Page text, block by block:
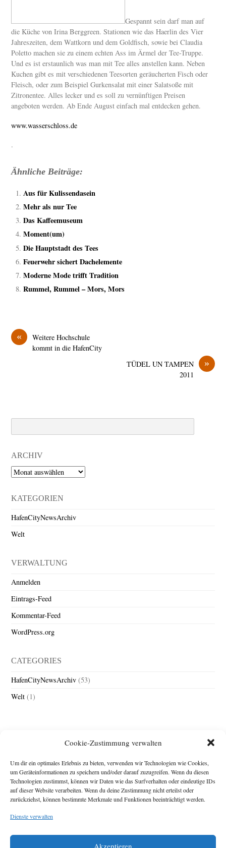
Cookie-Zustimmung verwalten
Um dir ein optimales Erlebnis zu bieten, verwenden wir Technologien wie Cookies,
um Geräteinformationen zu speichern und/oder darauf zuzugreifen. Wenn du diesen
Technologien zustimmst, können wir Daten wie das Surfverhalten oder eindeutige IDs
auf dieser Website verarbeiten. Wenn du deine Zustimmung nicht erteilst oder
zurückziehst, können bestimmte Merkmale und Funktionen beeinträchtigt werden.
Dienste verwalten
Gespannt sein darf man auf
die Küche von Irina Berggreen. Stationen wie das Haerlin des Vier
Jahreszeiten, dem Wattkorn und dem Goldfisch, sowie bei Claudia
Poletto machen sie zu einem echten Ass im Ärmel der Tee-Truppe.
Und es ist erstaunlich was man mit Tee alles anstellen kann. Neben
Kuchen gibt es mit verschiedenen Teesorten geräucherten Fisch oder
Fleisch, oder zum Beispiel Gurkensalat mit einer Salatsoße mit
Zitronentee. Alles lecker und es soll zu vernünftigen Preisen
angeboten werden. Ab Ende August einfach mal entdecken gehen.
www.wasserschloss.de
.
Ähnliche Beiträge:
Aus für Kulissendasein
Mehr als nur Tee
Das Kaffeemuseum
Moment(um)
Die Hauptstadt des Tees
Feuerwehr sichert Dachelemente
Moderne Mode trifft Tradition
Rummel, Rummel – Mors, Mors
«
Weitere Hochschule
kommt in die HafenCity
»
TÜDEL UN TAMPEN
2011
ARCHIV
Archiv
KATEGORIEN
HafenCityNewsArchiv
Welt
VERWALTUNG
Anmelden
Eintrags-Feed
Kommentar-Feed
WordPress.org
CATEGORIES
HafenCityNewsArchiv (53)
Welt (1)
Impressum
Michael Baden,
Diese Webseite stellt